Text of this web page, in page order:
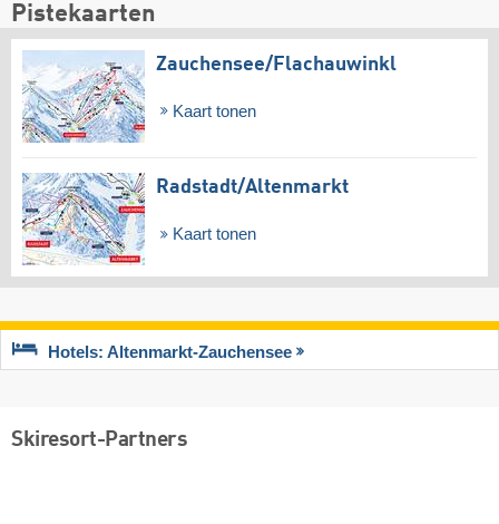
Pistekaarten
Zauchensee/​Flachauwinkl
Kaart tonen
Radstadt/​Altenmarkt
Kaart tonen
Hotels: Altenmarkt-Zauchensee
Skiresort-Partners